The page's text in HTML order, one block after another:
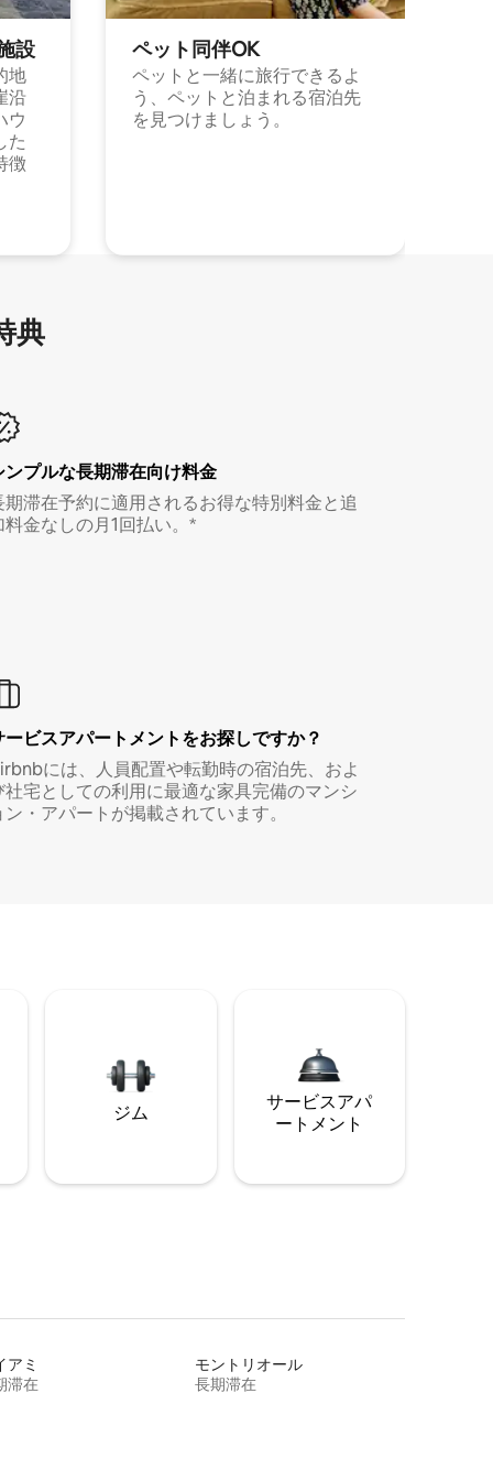
設
地
沿
ウ
た
徴
ペット同⁠伴OK
ペットと一緒に旅行できるよ
う、ペットと泊まれる宿泊先
を見つけましょう。
典
ンプルな長期滞在向け料金
期滞在予約に適用されるお得な特別料金と追
料金なしの月1回払い。*
ービスアパートメントをお探しですか？
には、人員配置や転勤時の宿泊先、およ
社宅としての利用に最適な家具完備のマンシ
ン・アパートが掲載されています。
ジム
サービスアパ
ートメント
アミ
滞在
モントリオール
長期滞在